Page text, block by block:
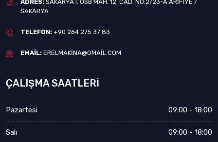
ADRES: SAKARYA I. OSB MAH. 12. CAD. NO:2/23-A ARIFIYE /
SAKARYA
TELEFON: +90 264 275 37 83
EMAIL: ERELMAKINA@GMAIL.COM
ÇALIŞMA SAATLERI
Pazartesi 09:00 - 18:00
Salı 09:00 - 18:00